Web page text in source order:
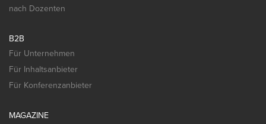
nach Dozenten
B2B
Für Unternehmen
Für Inhaltsanbieter
Für Konferenzanbieter
MAGAZINE